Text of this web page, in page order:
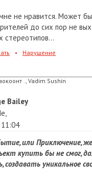
не нравится. Может
до сих пор не
стереотипов...
• Нарушение
., Vadim Sushin
Bailey
11:04
или Приключение,
купить бы не смог,
создавать уникальное